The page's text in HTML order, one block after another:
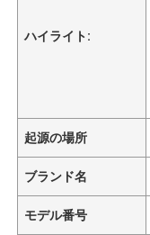
ハイライト:
起源の場所
ブランド名
モデル番号